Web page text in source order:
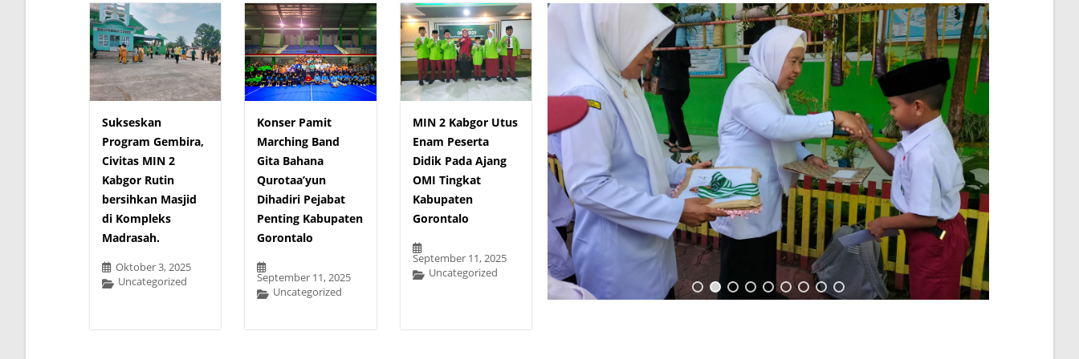
Sukseskan
Program Gembira,
Civitas MIN 2
Kabgor Rutin
bersihkan Masjid
di Kompleks
Madrasah.
Oktober 3, 2025
Uncategorized
Konser Pamit
Marching Band
Gita Bahana
Qurotaa’yun
Dihadiri Pejabat
Penting Kabupaten
Gorontalo
September 11, 2025
Uncategorized
MIN 2 Kabgor Utus
Enam Peserta
Didik Pada Ajang
OMI Tingkat
Kabupaten
Gorontalo
September 11, 2025
Uncategorized